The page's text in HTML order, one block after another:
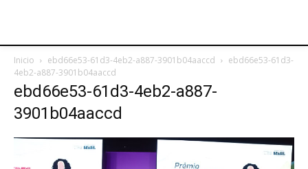
Inicio ebd66e53-61d3-4eb2-a887-3901b04aaccd
ebd66e53-61d3-
4eb2-a887-3901b04aaccd
ebd66e53-61d3-4eb2-a887-
3901b04aaccd